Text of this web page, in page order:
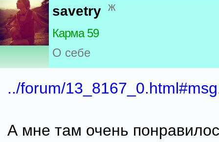
savetry ж
Карма 59
О себе
../forum/
А мне там очень